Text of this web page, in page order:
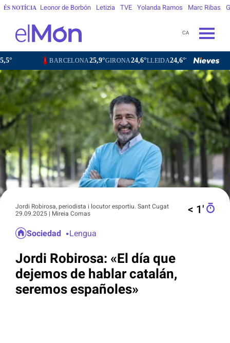
ÉS NOTÍCIA Leonor de Borbón Letizia TVE Yolanda Ramos Marc Ribas
CA
25,9°GIRONA24,6°LLEIDA24,6°TARRAGONA26,3°TORTOSA26,6°
Jordi Robirosa, periodista i locutor esportiu. Sant Cugat
29.09.2025 | Mireia Comas
< 1′
Sociedad Lengua
Jordi Robirosa: «El día que
dejemos de hablar catalán,
seremos españoles»